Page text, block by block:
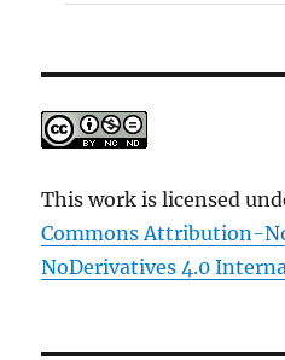
This work is licensed
Commons Attribution-
NoDerivatives 4.0